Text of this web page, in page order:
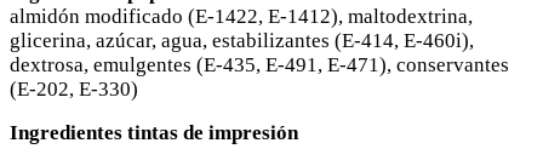
almidón modificado (E-1422, E-1412), maltodextrina,
glicerina, azúcar, agua, estabilizantes (E-414, E-460i),
dextrosa, emulgentes (E-435, E-491, E-471), conservantes
(E-202, E-330)
Ingredientes tintas de impresión